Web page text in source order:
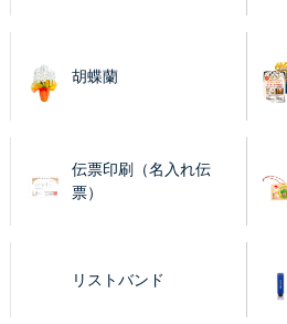
胡蝶蘭
伝票印刷（名入れ伝
票）
リストバンド